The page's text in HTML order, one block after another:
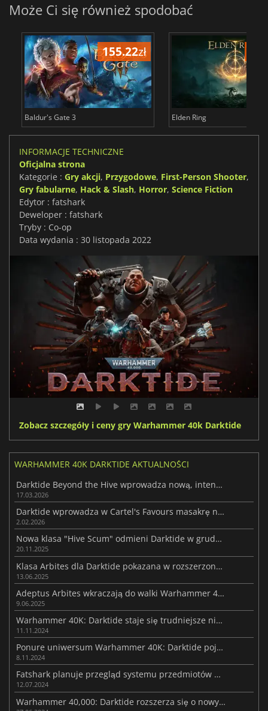
Może Ci się również spodobać
155.22zł
Baldur's Gate 3 Elden Ring
INFORMACJE TECHNICZNE
Oficjalna strona
Kategorie : Gry akcji, Przygodowe, First-Person Shooter,
Gry fabularne, Hack & Slash, Horror, Science Fiction
Edytor : fatshark
Deweloper : fatshark
Tryby : Co-op
Data wydania : 30 listopada 2022
Zobacz szczegóły i ceny gry Warhammer 40k Darktide
WARHAMMER 40K DARKTIDE AKTUALNOŚCI
Darktide Beyond the Hive wprowadza nową, intensywną akcję survivalową
17.03.2026
Darktide wprowadza w Cartel's Favours masakrę napędzaną chemikaliami
2.02.2026
Nowa klasa "Hive Scum" odmieni Darktide w grudniu
20.11.2025
Klasa Arbites dla Darktide pokazana w rozszerzonym wideo z rozgrywki
13.06.2025
Adeptus Arbites wkraczają do walki Warhammer 40K: Darktide
9.06.2025
Warhammer 40K: Darktide staje się trudniejsze niż kiedykolwiek wcześniej
11.11.2024
Ponure uniwersum Warhammer 40K: Darktide pojawi się na PS5 w przyszłym miesiącu
8.11.2024
Fatshark planuje przegląd systemu przedmiotów Darktide
12.07.2024
Warhammer 40,000: Darktide rozszerza się o nowy darmowy dodatek